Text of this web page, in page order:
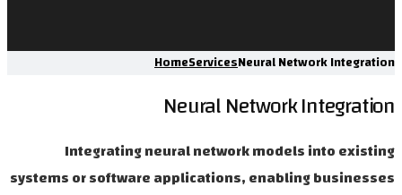
HomeServices
Neural
Integrating neural network
systems or software applications,